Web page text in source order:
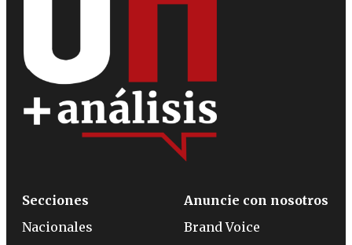
Secciones
Nacionales
Anuncie con nosotros
Brand Voice